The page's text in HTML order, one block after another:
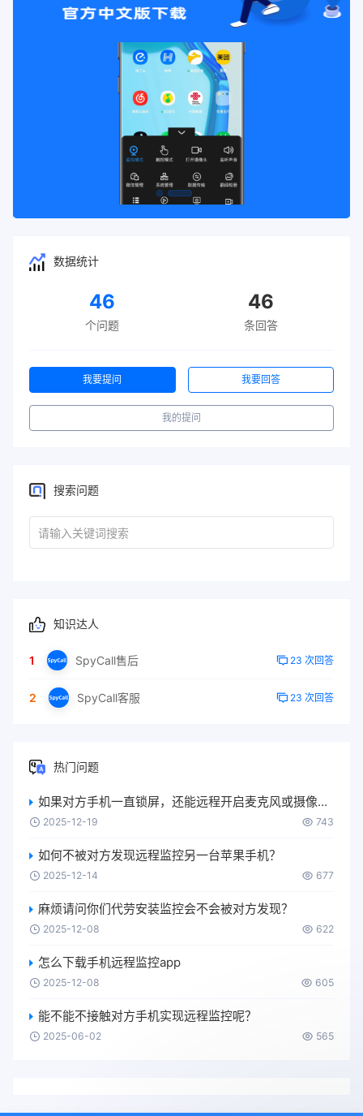
数据统计
46
个问题
46
条回答
我要提问 我要回答
我的提问
搜索问题
知识达人
1 SpyCall售后 23 次回答
2 SpyCall客服 23 次回答
热门问题
如果对方手机一直锁屏，还能远程开启麦克风或摄像头吗？
2025-12-19 743
如何不被对方发现远程监控另一台苹果手机？
2025-12-14 677
麻烦请问你们代劳安装监控会不会被对方发现？
2025-12-08 622
怎么下载手机远程监控app
2025-12-08 605
能不能不接触对方手机实现远程监控呢？
2025-06-02 565